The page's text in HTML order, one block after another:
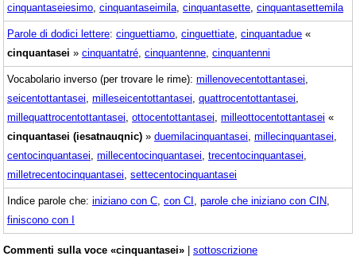
cinquantaseiesimo cinquantaseimila cinquantasette cinquantasettemila
Parole di dodici lettere: cinguettiamo cinguettiate cinquantadue «
cinquantasei » cinquantatré cinquantenne cinquantenni
Vocabolario inverso (per trovare le rime): millenovecentottantasei
seicentottantasei milleseicentottantasei quattrocentottantasei
millequattrocentottantasei ottocentottantasei milleottocentottantasei «
cinquantasei (iesatnauqnic) » duemilacinquantasei millecinquantasei
centocinquantasei millecentocinquantasei trecentocinquantasei
milletrecentocinquantasei settecentocinquantasei
Indice parole che: iniziano con C con CI parole che iniziano con CIN
finiscono con I
Commenti sulla voce «cinquantasei» | sottoscrizione